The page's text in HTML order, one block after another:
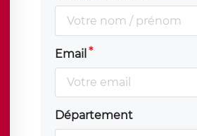
Email
Département